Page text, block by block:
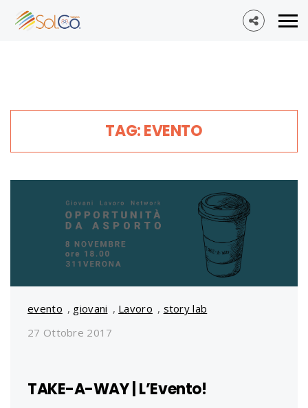
TAG: EVENTO
evento , giovani , Lavoro , story lab
27 Ottobre 2017
TAKE-A-WAY | L’Evento!